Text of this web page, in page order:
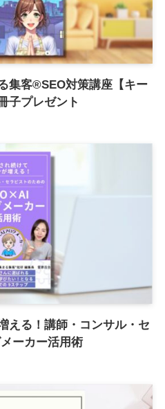
集客®︎SEO対策講座【キー
子プレゼント
える！講師・コンサル・セ
ーカー活用術